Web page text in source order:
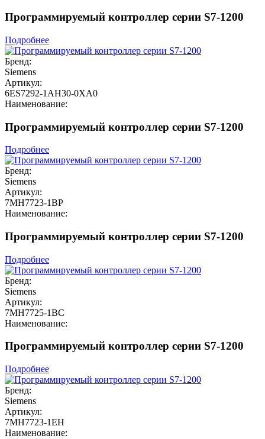
Программируемый контроллер серии S7-1200
Подробнее
Бренд:
Siemens
Артикул:
6ES7292-1AH30-0XA0
Наименование:
Программируемый контроллер серии S7-1200
Подробнее
Бренд:
Siemens
Артикул:
7MH7723-1BP
Наименование:
Программируемый контроллер серии S7-1200
Подробнее
Бренд:
Siemens
Артикул:
7MH7725-1BC
Наименование:
Программируемый контроллер серии S7-1200
Подробнее
Бренд:
Siemens
Артикул:
7MH7723-1EH
Наименование: